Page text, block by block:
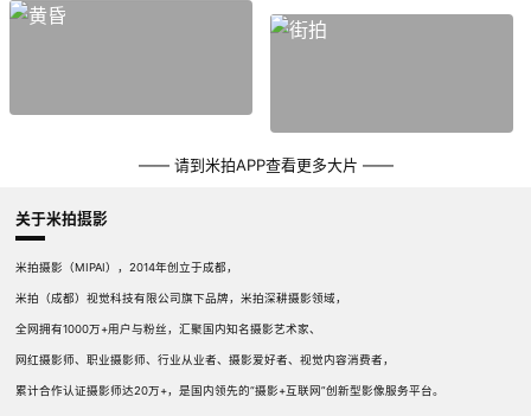
—— 请到米拍APP查看更多大片 ——
关于米拍摄影
米拍摄影（MIPAI），2014年创立于成都，
米拍（成都）视觉科技有限公司旗下品牌，米拍深耕摄影领域，
全网拥有1000万+用户与粉丝，汇聚国内知名摄影艺术家、
网红摄影师、职业摄影师、行业从业者、摄影爱好者、视觉内容消费者，
累计合作认证摄影师达20万+，是国内领先的“摄影+互联网”创新型影像服务平台。